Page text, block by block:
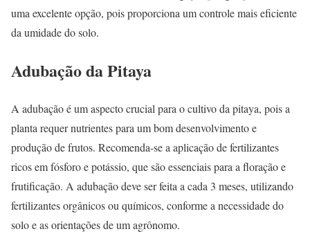
uma excelente opção, pois proporciona um controle mais eficiente
da umidade do solo.
Adubação da Pitaya
A adubação é um aspecto crucial para o cultivo da pitaya, pois a
planta requer nutrientes para um bom desenvolvimento e
produção de frutos. Recomenda-se a aplicação de fertilizantes
ricos em fósforo e potássio, que são essenciais para a floração e
frutificação. A adubação deve ser feita a cada 3 meses, utilizando
fertilizantes orgânicos ou químicos, conforme a necessidade do
solo e as orientações de um agrônomo.